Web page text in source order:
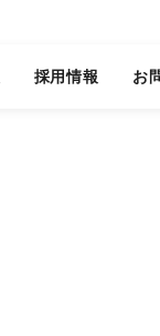
採用情報 お